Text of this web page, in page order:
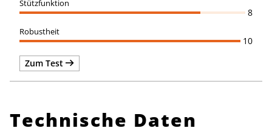
8
10
Zum Test
Technische Daten